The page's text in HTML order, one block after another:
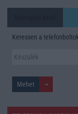
Keressen a